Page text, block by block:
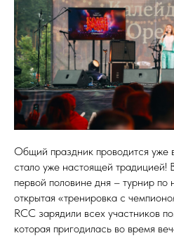
Общий праздник проводится уже
стало уже настоящей традицией!
первой половине дня – турнир по
открытая «тренировка с
RCC зарядили всех участников
которая пригодилась во время